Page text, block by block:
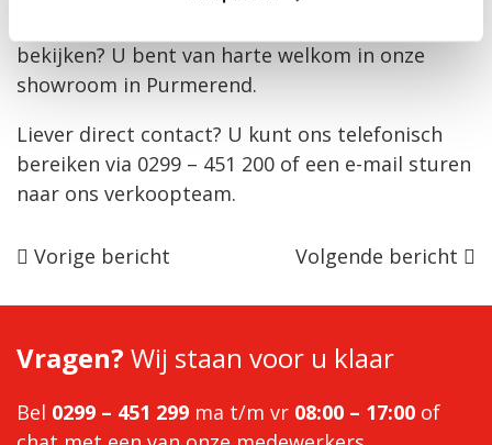
bekijken? U bent van harte welkom in onze
showroom in Purmerend.
Liever direct contact? U kunt ons telefonisch
bereiken via 0299 – 451 200 of een e-mail sturen
naar ons verkoopteam.
Bericht
navigatie
Vorige bericht Volgende bericht
Vragen? Wij staan voor u klaar
Bel 0299 – 451 299 ma t/m vr 08:00 – 17:00 of